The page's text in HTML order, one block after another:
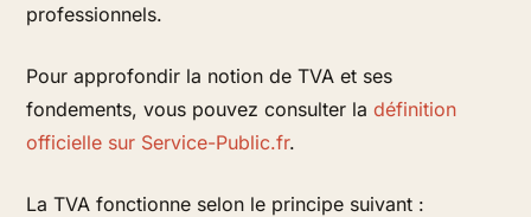
professionnels.
Pour approfondir la notion de TVA et ses
fondements, vous pouvez consulter ladéfinition
officielle sur Service-Public.fr.
La TVA fonctionne selon le principe suivant :